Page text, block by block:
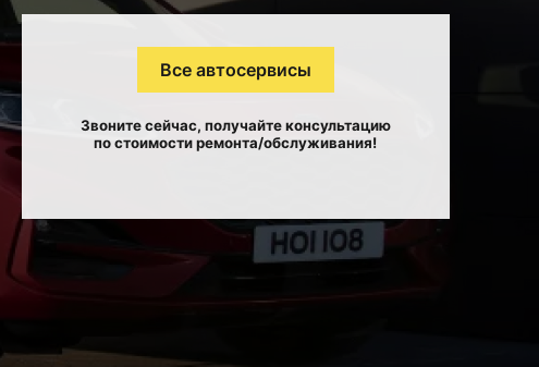
Все автосервисы
Звоните сейчас, получайте консультацию
по стоимости ремонта/обслуживания!